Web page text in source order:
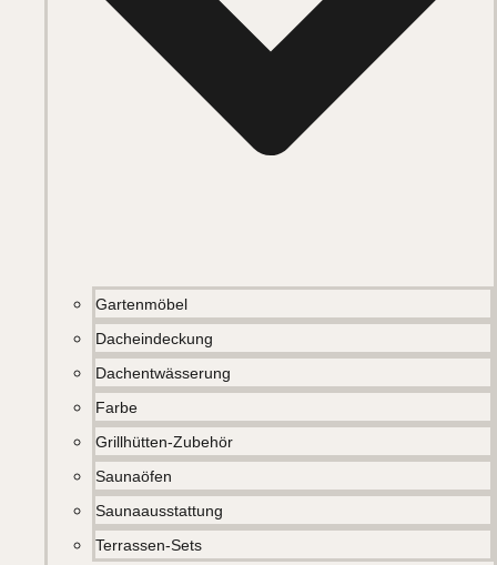
Gartenmöbel
Dacheindeckung
Dachentwässerung
Farbe
Grillhütten-Zubehör
Saunaöfen
Saunaausstattung
Terrassen-Sets